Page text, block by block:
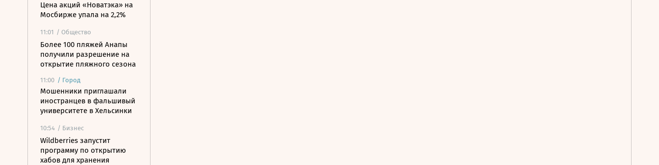
Цена акций «Новатэка» на
Мосбирже упала на 2,2%
11:01 / Общество
Более 100 пляжей Анапы
получили разрешение на
открытие пляжного сезона
11:00 / Город
Мошенники приглашали
иностранцев в фальшивый
университете в Хельсинки
10:54 / Бизнес
Wildberries запустит
программу по открытию
хабов для хранения